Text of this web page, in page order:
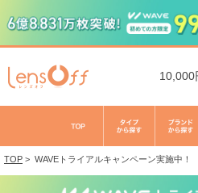
10,000
TOP > WAVEトライアルキャンペーン実施中！